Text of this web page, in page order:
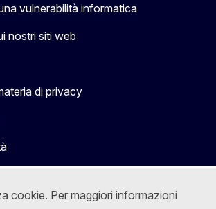
cookie. Per maggiori informazioni
vulnerabilità informatica
nostri siti web
di privacy